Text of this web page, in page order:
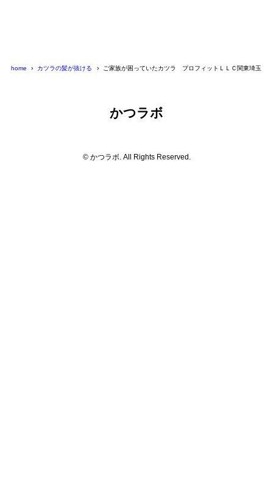
home カツラの髪が抜ける ご家族が困っていたカツラ プロフィットＬＬＣ関東埼玉
かつラボ
© かつラボ. All Rights Reserved.